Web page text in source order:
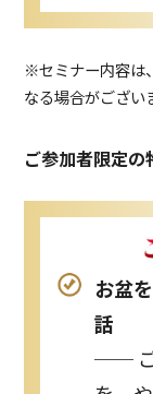
※セミナー内容は
なる場合がござい
ご参加者限定
お盆
話
── ご